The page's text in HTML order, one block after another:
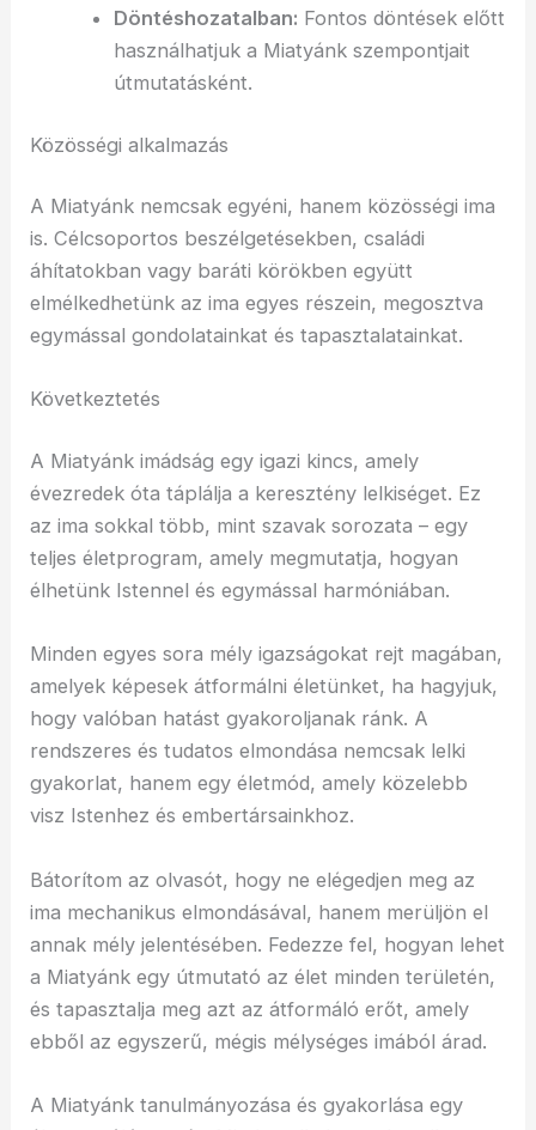
Döntéshozatalban: Fontos döntések előtt
használhatjuk a Miatyánk szempontjait
útmutatásként.
Közösségi alkalmazás
A Miatyánk nemcsak egyéni, hanem közösségi ima
is. Célcsoportos beszélgetésekben, családi
áhítatokban vagy baráti körökben együtt
elmélkedhetünk az ima egyes részein, megosztva
egymással gondolatainkat és tapasztalatainkat.
Következtetés
A Miatyánk imádság egy igazi kincs, amely
évezredek óta táplálja a keresztény lelkiséget. Ez
az ima sokkal több, mint szavak sorozata – egy
teljes életprogram, amely megmutatja, hogyan
élhetünk Istennel és egymással harmóniában.
Minden egyes sora mély igazságokat rejt magában,
amelyek képesek átformálni életünket, ha hagyjuk,
hogy valóban hatást gyakoroljanak ránk. A
rendszeres és tudatos elmondása nemcsak lelki
gyakorlat, hanem egy életmód, amely közelebb
visz Istenhez és embertársainkhoz.
Bátorítom az olvasót, hogy ne elégedjen meg az
ima mechanikus elmondásával, hanem merüljön el
annak mély jelentésében. Fedezze fel, hogyan lehet
a Miatyánk egy útmutató az élet minden területén,
és tapasztalja meg azt az átformáló erőt, amely
ebből az egyszerű, mégis mélységes imából árad.
A Miatyánk tanulmányozása és gyakorlása egy